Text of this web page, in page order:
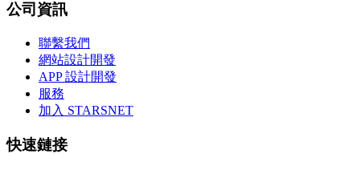
公司資訊
聯繫我們
網站設計開發
APP 設計開發
服務
加入 STARSNET
快速鏈接